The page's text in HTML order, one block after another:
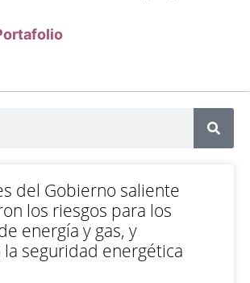
del Gobierno saliente
los riesgos para los
energía y gas, y
seguridad energética